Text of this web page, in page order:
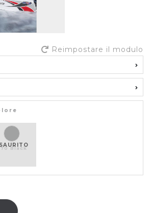
Reimpostare il modulo
Black